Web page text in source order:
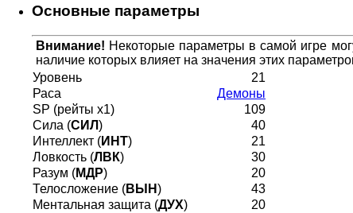
Основные параметры
Внимание! Некоторые параметры в самой игре
наличие которых влияет на значения этих
Уровень
21
Раса
Демоны
SP (рейты х1)
109
Сила (СИЛ)
40
Интеллект (ИНТ)
21
Ловкость (ЛВК)
30
Разум (МДР)
20
Телосложение (ВЫН)
43
Ментальная защита (ДУХ)
20